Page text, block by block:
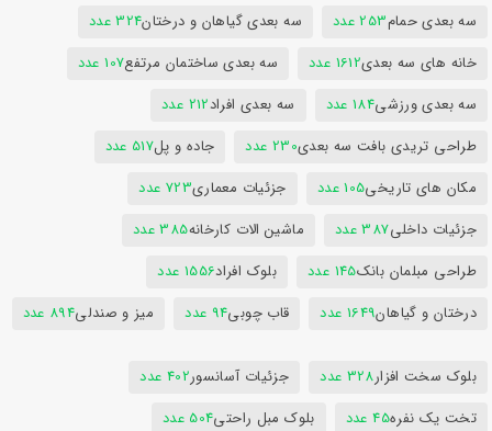
سه بعدی حمام253 عدد سه بعدی گیاهان و درختان324 عدد
خانه های سه بعدی1612 عدد سه بعدی ساختمان مرتفع107 عدد
سه بعدی ورزشی184 عدد سه بعدی افراد212 عدد
طراحی تریدی بافت سه بعدی230 عدد جاده و پل517 عدد
مکان های تاریخی105 عدد جزئیات معماری723 عدد
جزئیات داخلی387 عدد ماشین الات کارخانه385 عدد
طراحی مبلمان بانک145 عدد بلوک افراد1556 عدد
درختان و گیاهان1649 عدد قاب چوبی94 عدد میز و صندلی894 عدد
بلوک سخت افزار328 عدد جزئیات آسانسور402 عدد
تخت یک نفره45 عدد بلوک مبل راحتی504 عدد